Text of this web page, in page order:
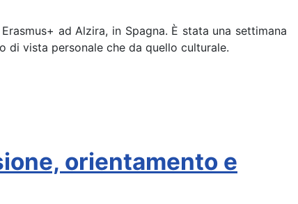
ad Alzira, in Spagna. È stata una settimana
di vista personale che da quello culturale.
orientamento e